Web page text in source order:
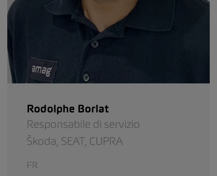
Rodolphe Borlat
Responsabile di servizio
Škoda, SEAT, CUPRA
FR